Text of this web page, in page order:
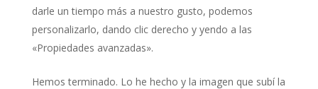
darle un tiempo más a nuestro gusto, podemos
personalizarlo, dando clic derecho y yendo a las
«Propiedades avanzadas».
Hemos terminado. Lo he hecho y la imagen que subí la